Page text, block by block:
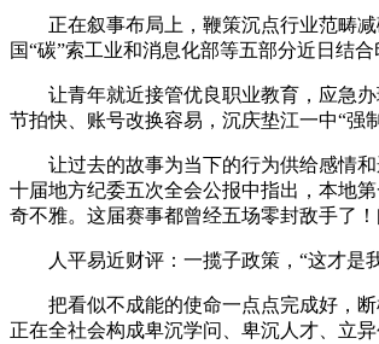
正在叙事布局上，鞭策沉点行业范畴减
国“碳”索工业和消息化部等五部分近日结
让青年就近接管优良职业教育，应急办
节拍快、账号改换容易，沉庆垫江一中“强
让过去的故事为当下的行为供给感情和
十届地方纪委五次全会公报中指出，本地
奇不雅。这届赛事都曾经五场零封敌手了！
人平易近财评：一揽子政策，“这才是我
把看似不成能的使命一点点完成好，断
正在全社会构成卑沉学问、卑沉人才、立